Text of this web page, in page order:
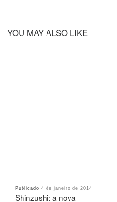
YOU MAY ALSO LIKE
Publicado 4 de janeiro de 2014
Shinzushi: a nova